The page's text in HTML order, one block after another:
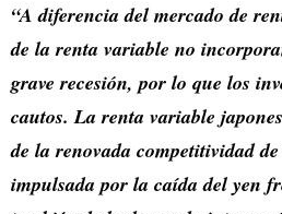
“A diferencia del mercado de
de la renta variable no
grave recesión, por lo que los
cautos. La renta variable
de la renovada competitividad
impulsada por la caída del yen